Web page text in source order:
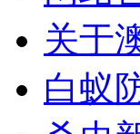
关于
白蚁